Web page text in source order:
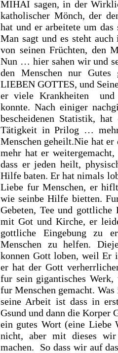
MIHAI sagen, in der
katholischer Mönch, der
hat und er arbeitete um
Man sagt und es steht
von seinen Früchten, den
Nun … hier sahen wir und
den Menschen nur
LIEBEN GOTTES, und
er viele Krankheiten
konnte. Nach einiger
bescheidenen Statistik,
Tätigkeit in Prilog …
Menschen geheilt.Nie hat
mehr hat er
dass er jeden heilt,
Hilfe baten.Er hat nimals
Liebe fur Menschen, er
wie seinbe Hilfe bietten.
Gebeten, Tee und
mit Got und Kirche, er
gottliche Eingebung zu
Menschen zu helfen.
konnen Gott loben, weil Er
er hat der Gott
fur sein gigantisches
fur Menschen gemacht.
seine Arbeit ist dass in
Gsund und dann die Korper
ein gutes Wort (eine Liebe
nicht, aber mit dieses wir
machen.
So dass wir auf